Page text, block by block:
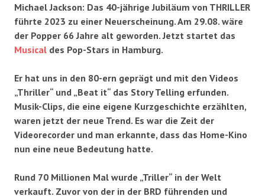
Michael Jackson: Das 40-jährige Jubiläum von THRILLER
führte 2023 zu einer Neuerscheinung. Am 29.08. wäre
der Popper 66 Jahre alt geworden. Jetzt startet das
Musical des Pop-Stars in Hamburg.
Er hat uns in den 80-ern geprägt und mit den Videos
„Thriller“ und „Beat it“ das Story Telling erfunden.
Musik-Clips, die eine eigene Kurzgeschichte erzählten,
waren jetzt der neue Trend. Es war die Zeit der
Videorecorder und man erkannte, dass das Home-Kino
nun eine neue Bedeutung hatte.
Rund 70 Millionen Mal wurde „Triller“ in der Welt
verkauft. Zuvor von der in der BRD führenden und